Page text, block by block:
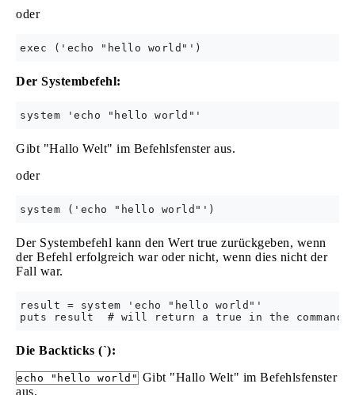
oder
Der Systembefehl:
Gibt "Hallo Welt" im Befehlsfenster aus.
oder
Der Systembefehl kann den Wert true zurückgeben, wenn
der Befehl erfolgreich war oder nicht, wenn dies nicht der
Fall war.
result = system 'echo "hello world"'
Die Backticks (`):
echo "hello world" Gibt "Hallo Welt" im Befehlsfenster
aus.